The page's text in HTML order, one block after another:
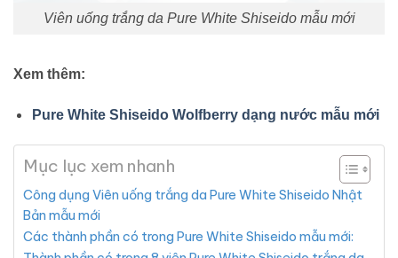
Viên uống trắng da Pure White Shiseido mẫu mới
Xem thêm:
Pure White Shiseido Wolfberry dạng nước mẫu mới
Mục lục xem nhanh
Công dụng Viên uống trắng da Pure White Shiseido Nhật
Bản mẫu mới
Các thành phần có trong Pure White Shiseido mẫu mới: